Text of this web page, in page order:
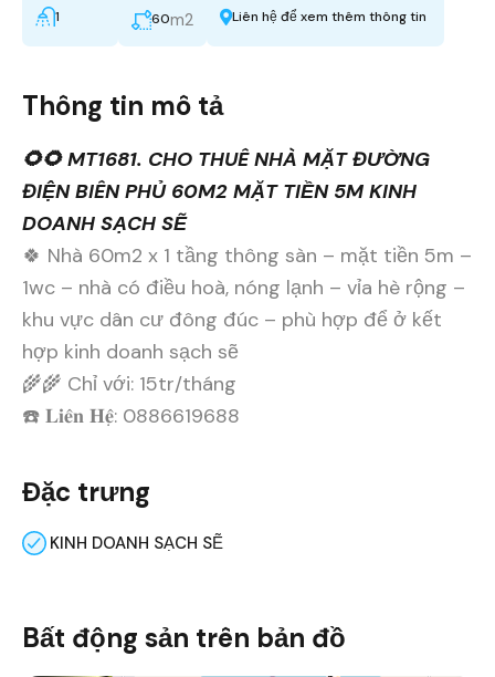
1
60m2
Liên hệ để xem thêm thông tin
Thông tin mô tả
🌻🌻 MT1681. CHO THUÊ NHÀ MẶT ĐƯỜNG
ĐIỆN BIÊN PHỦ 60M2 MẶT TIỀN 5M KINH
DOANH SẠCH SẼ
🍀 Nhà 60m2 x 1 tầng thông sàn – mặt tiền 5m –
1wc – nhà có điều hoà, nóng lạnh – vỉa hè rộng –
khu vực dân cư đông đúc – phù hợp để ở kết
hợp kinh doanh sạch sẽ
🌾🌾 Chỉ với: 15tr/tháng
☎️ 𝐋𝐢𝐞̂𝐧 𝐇𝐞̣̂: 0886619688
Đặc trưng
KINH DOANH SẠCH SẼ
Bất động sản trên bản đồ